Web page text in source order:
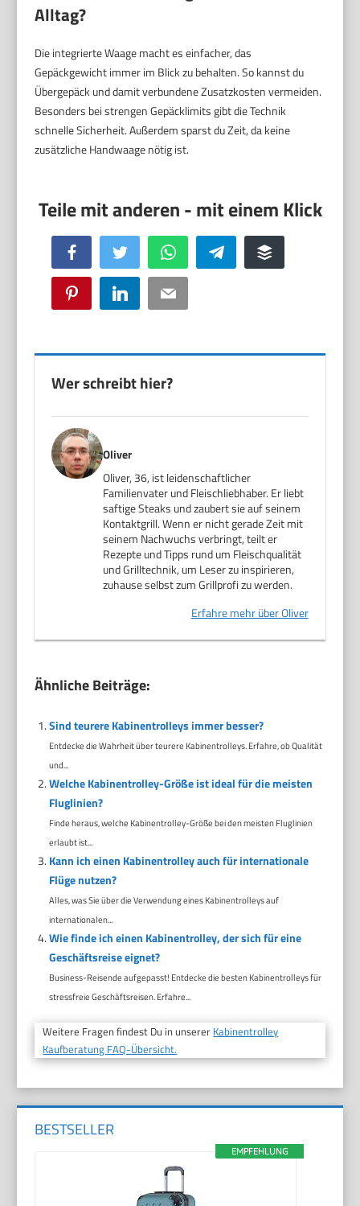
Alltag?
Die integrierte Waage macht es einfacher, das
Gepäckgewicht immer im Blick zu behalten. So kannst du
Übergepäck und damit verbundene Zusatzkosten vermeiden.
Besonders bei strengen Gepäcklimits gibt die Technik
schnelle Sicherheit. Außerdem sparst du Zeit, da keine
zusätzliche Handwaage nötig ist.
Facebook Twitter WhatsApp Telegram Buffer
Pinterest LinkedIn Email
Wer schreibt hier?
Oliver
Oliver, 36, ist leidenschaftlicher
Familienvater und Fleischliebhaber. Er liebt
saftige Steaks und zaubert sie auf seinem
Kontaktgrill. Wenn er nicht gerade Zeit mit
seinem Nachwuchs verbringt, teilt er
Rezepte und Tipps rund um Fleischqualität
und Grilltechnik, um Leser zu inspirieren,
zuhause selbst zum Grillprofi zu werden.
Erfahre mehr über Oliver
Ähnliche Beiträge:
Sind teurere Kabinentrolleys immer besser?
Entdecke die Wahrheit über teurere Kabinentrolleys. Erfahre, ob Qualität
und...
Welche Kabinentrolley-Größe ist ideal für die meisten
Fluglinien?
Finde heraus, welche Kabinentrolley-Größe bei den meisten Fluglinien
erlaubt ist...
Kann ich einen Kabinentrolley auch für internationale
Flüge nutzen?
Alles, was Sie über die Verwendung eines Kabinentrolleys auf
internationalen...
Wie finde ich einen Kabinentrolley, der sich für eine
Geschäftsreise eignet?
Business-Reisende aufgepasst! Entdecke die besten Kabinentrolleys für
stressfreie Geschäftsreisen. Erfahre...
Weitere Fragen findest Du in unserer Kabinentrolley
Kaufberatung FAQ-Übersicht.
BESTSELLER
EMPFEHLUNG